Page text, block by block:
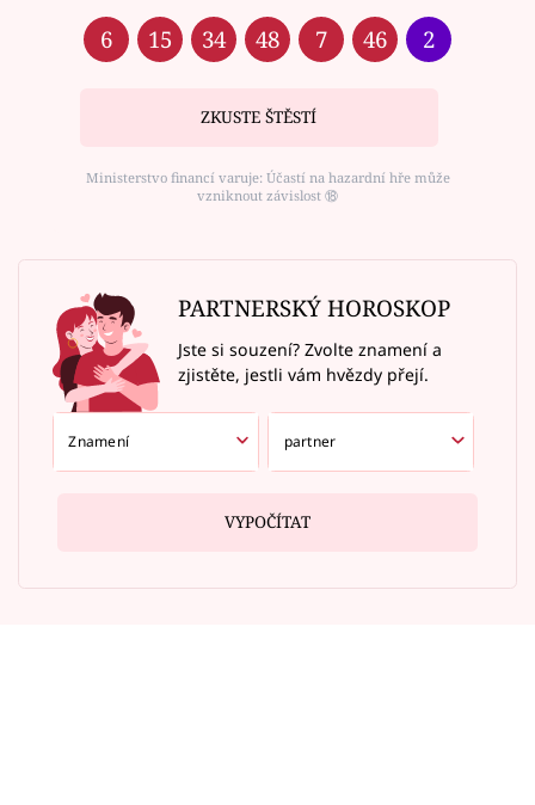
6 15 34 48 7 46 2
ZKUSTE ŠTĚSTÍ
Ministerstvo financí varuje: Účastí na hazardní hře může
vzniknout závislost ⑱
PARTNERSKÝ HOROSKOP
Jste si souzení? Zvolte znamení a
zjistěte, jestli vám hvězdy přejí.
VYPOČÍTAT